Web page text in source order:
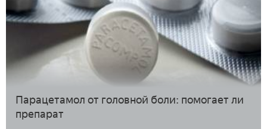
Парацетамол от головной боли: помогает ли
препарат